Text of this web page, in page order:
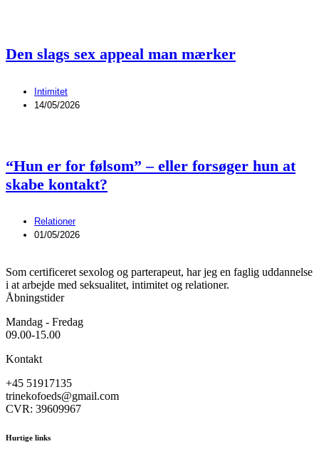
Den slags sex appeal man mærker
Intimitet
14/05/2026
“Hun er for følsom” – eller forsøger hun at
skabe kontakt?
Relationer
01/05/2026
Som certificeret sexolog og parterapeut, har jeg en faglig uddannelse
i at arbejde med seksualitet, intimitet og relationer.
Åbningstider
Mandag - Fredag
09.00-15.00
Kontakt
+45 51917135
trinekofoeds@gmail.com
CVR: 39609967
Hurtige links